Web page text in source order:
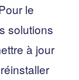
le
solutions
à jour